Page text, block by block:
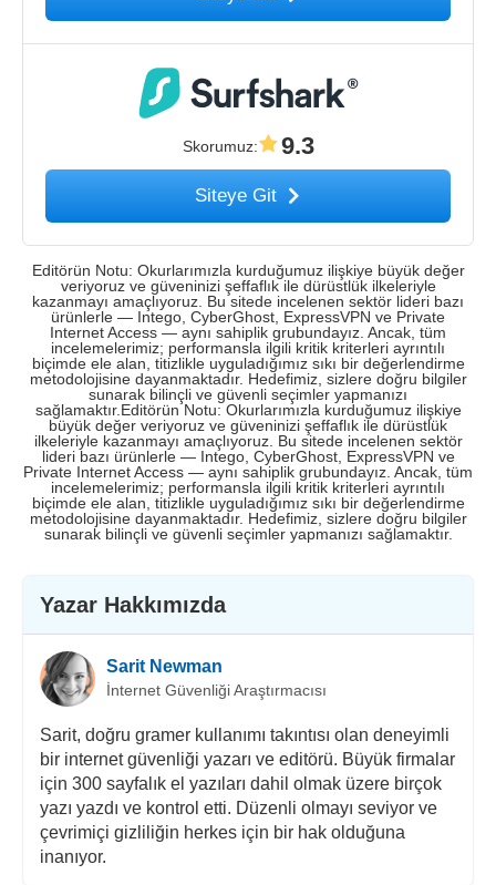
Skorumuz: 9.3
Siteye Git
Editörün Notu: Okurlarımızla kurduğumuz ilişkiye büyük değer
veriyoruz ve güveninizi şeffaflık ile dürüstlük ilkeleriyle
kazanmayı amaçlıyoruz. Bu sitede incelenen sektör lideri bazı
ürünlerle — Intego, CyberGhost, ExpressVPN ve Private
Internet Access — aynı sahiplik grubundayız. Ancak, tüm
incelemelerimiz; performansla ilgili kritik kriterleri ayrıntılı
biçimde ele alan, titizlikle uyguladığımız sıkı bir değerlendirme
metodolojisine dayanmaktadır. Hedefimiz, sizlere doğru bilgiler
sunarak bilinçli ve güvenli seçimler yapmanızı
sağlamaktır.Editörün Notu: Okurlarımızla kurduğumuz ilişkiye
büyük değer veriyoruz ve güveninizi şeffaflık ile dürüstlük
ilkeleriyle kazanmayı amaçlıyoruz. Bu sitede incelenen sektör
lideri bazı ürünlerle — Intego, CyberGhost, ExpressVPN ve
Private Internet Access — aynı sahiplik grubundayız. Ancak, tüm
incelemelerimiz; performansla ilgili kritik kriterleri ayrıntılı
biçimde ele alan, titizlikle uyguladığımız sıkı bir değerlendirme
metodolojisine dayanmaktadır. Hedefimiz, sizlere doğru bilgiler
sunarak bilinçli ve güvenli seçimler yapmanızı sağlamaktır.
Yazar Hakkımızda
Sarit Newman
İnternet Güvenliği Araştırmacısı
Sarit, doğru gramer kullanımı takıntısı olan deneyimli
bir internet güvenliği yazarı ve editörü. Büyük firmalar
için 300 sayfalık el yazıları dahil olmak üzere birçok
yazı yazdı ve kontrol etti. Düzenli olmayı seviyor ve
çevrimiçi gizliliğin herkes için bir hak olduğuna
inanıyor.